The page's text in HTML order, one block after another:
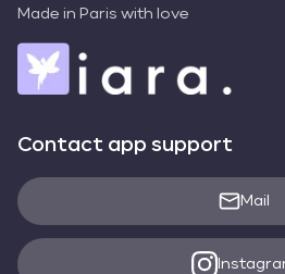
Made in Paris with love
Contact app support
Mail